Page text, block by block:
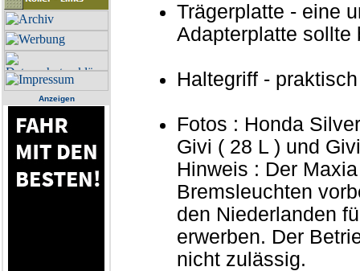
Anzeigen
Trägerplatte - eine
Adapterplatte sollte
Haltegriff -
Fotos : Honda
Givi ( 28 L ) und
Hinweis : Der
Bremsleuchten
den Niederlanden
erwerben. Der
nicht zulässig.